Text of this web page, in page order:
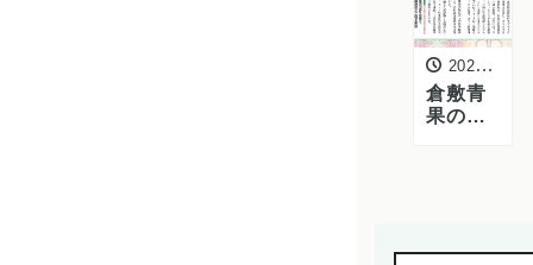
2024年4月1日
倉敷青
果のカ
長」